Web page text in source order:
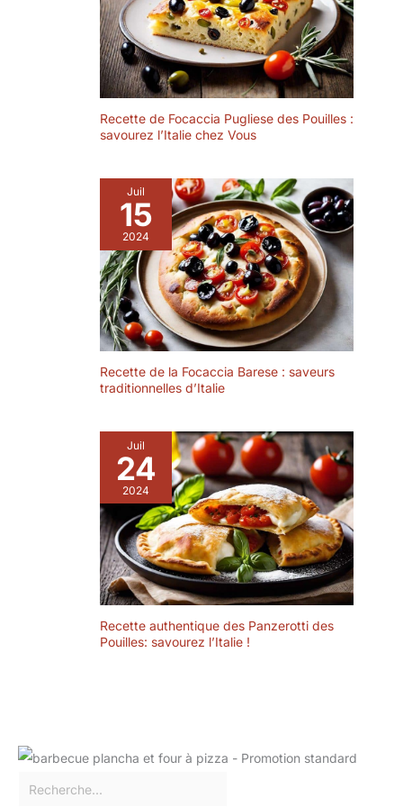
diamètre est idéale
pour servir des
entrées, des
desserts, des
salades et des
assiette grand de
25,4 cm de
parfaite pour servir
des plats principaux
tels que des pâtes,
des salades et des
steak. Rangement
et nettoyage faciles
- L'ensemble
assiettes de table
peut être bien
empilé pour un
rangement pratique
et un gain de place.
ondes, lave-
vaisselle, four et
réfrigérateur pour
une utilisation
quotidienne sans
tracas. Superbe
idée cadeau - Ces
assiettes couleur et
chic sont le choix
parfait pour les
pendaisons de
crémaillère, les
la beauté au
qualité】 Ces
ensembles de
assiettes creuses
sont faits de
céramique durable
et de glaçure
colorée sûre. Ils
sont sans plomb,
vous inquiétez pas
des substances
nocives qui
pénètrent dans vos
aliments.
【Application】Ce
assiètte
multifonctionnel est
très approprié
comme assiette a
pates, assiettes
risotto couscous,
etc. C'est un
compagnon idéal
dans la vie
quotidienne.
【Profondeur
optimale】Cette
assiettes creuses
porcelaine de 4 cm
de profondeur,
d'une contenance
de 680 ml, diamètre
maison. 【Facile à
Recette de Focaccia Pugliese des Pouilles :
savourez l’Italie chez Vous
Juil
15
2024
Recette de la Focaccia Barese : saveurs
traditionnelles d’Italie
Juil
24
2024
Recette authentique des Panzerotti des
Pouilles: savourez l’Italie !